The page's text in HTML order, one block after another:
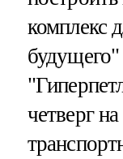
комплекс
четверг